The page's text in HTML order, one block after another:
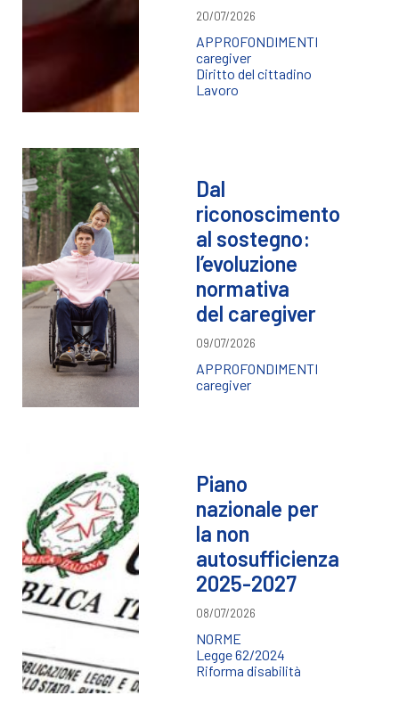
20/07/2026
APPROFONDIMENTI
caregiver
Diritto del cittadino
Lavoro
Dal
riconoscimento
al sostegno:
l’evoluzione
normativa
del caregiver
09/07/2026
APPROFONDIMENTI
caregiver
Piano
nazionale per
la non
autosufficienza
2025-2027
08/07/2026
NORME
Legge 62/2024
Riforma disabilità